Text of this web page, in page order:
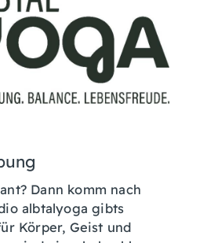
Dann komm nach
albtalyoga gibts
Körper, Geist und